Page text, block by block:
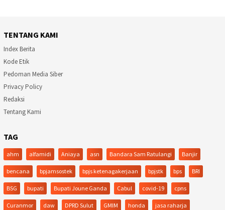
TENTANG KAMI
Index Berita
Kode Etik
Pedoman Media Siber
Privacy Policy
Redaksi
Tentang Kami
TAG
ahm alfamidi Aniaya asn Bandara Sam Ratulangi Banjir
bencana bpjamsostek bpjs ketenagakerjaan bpjstk bps BRI
BSG bupati Bupati Joune Ganda Cabul covid-19 cpns
Curanmor daw DPRD Sulut GMIM honda jasa raharja